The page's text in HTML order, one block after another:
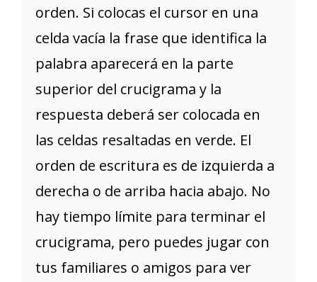
orden. Si colocas el cursor en una
celda vacía la frase que identifica la
palabra aparecerá en la parte
superior del crucigrama y la
respuesta deberá ser colocada en
las celdas resaltadas en verde. El
orden de escritura es de izquierda a
derecha o de arriba hacia abajo. No
hay tiempo límite para terminar el
crucigrama, pero puedes jugar con
tus familiares o amigos para ver